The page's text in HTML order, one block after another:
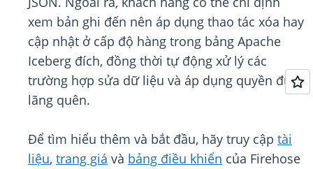
xem bản ghi đến nên áp dụng thao tác xóa hay
cập nhật ở cấp độ hàng trong bảng Apache
Iceberg đích, đồng thời tự động xử lý các
trường hợp sửa dữ liệu và áp dụng quyền được
lãng quên.
Để tìm hiểu thêm và bắt đầu, hãy truy cập tài
liệu, trang giá và bảng điều khiển của Firehose